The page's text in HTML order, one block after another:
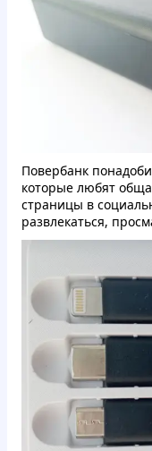
Повербанк
которые любят
страницы в
развлекаться,